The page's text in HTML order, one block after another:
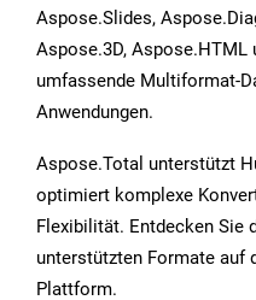
Aspose.Slides,
Aspose.3D,
umfassende Multiformat-
Anwendungen.
Aspose.Total unterstützt
optimiert komplexe
Flexibilität. Entdecken Sie
unterstützten Formate auf
Plattform.